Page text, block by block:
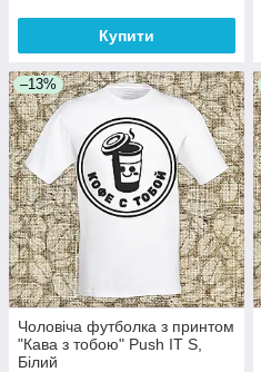
Купити
–13%
Чоловіча футболка з принтом
"Кава з тобою" Push IT S,
Білий